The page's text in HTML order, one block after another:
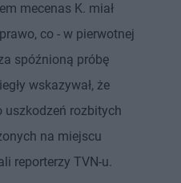
mecenas K. miał
co - w pierwotnej
spóźnioną próbę
wskazywał, że
uszkodzeń rozbitych
na miejscu
reporterzy TVN-u.